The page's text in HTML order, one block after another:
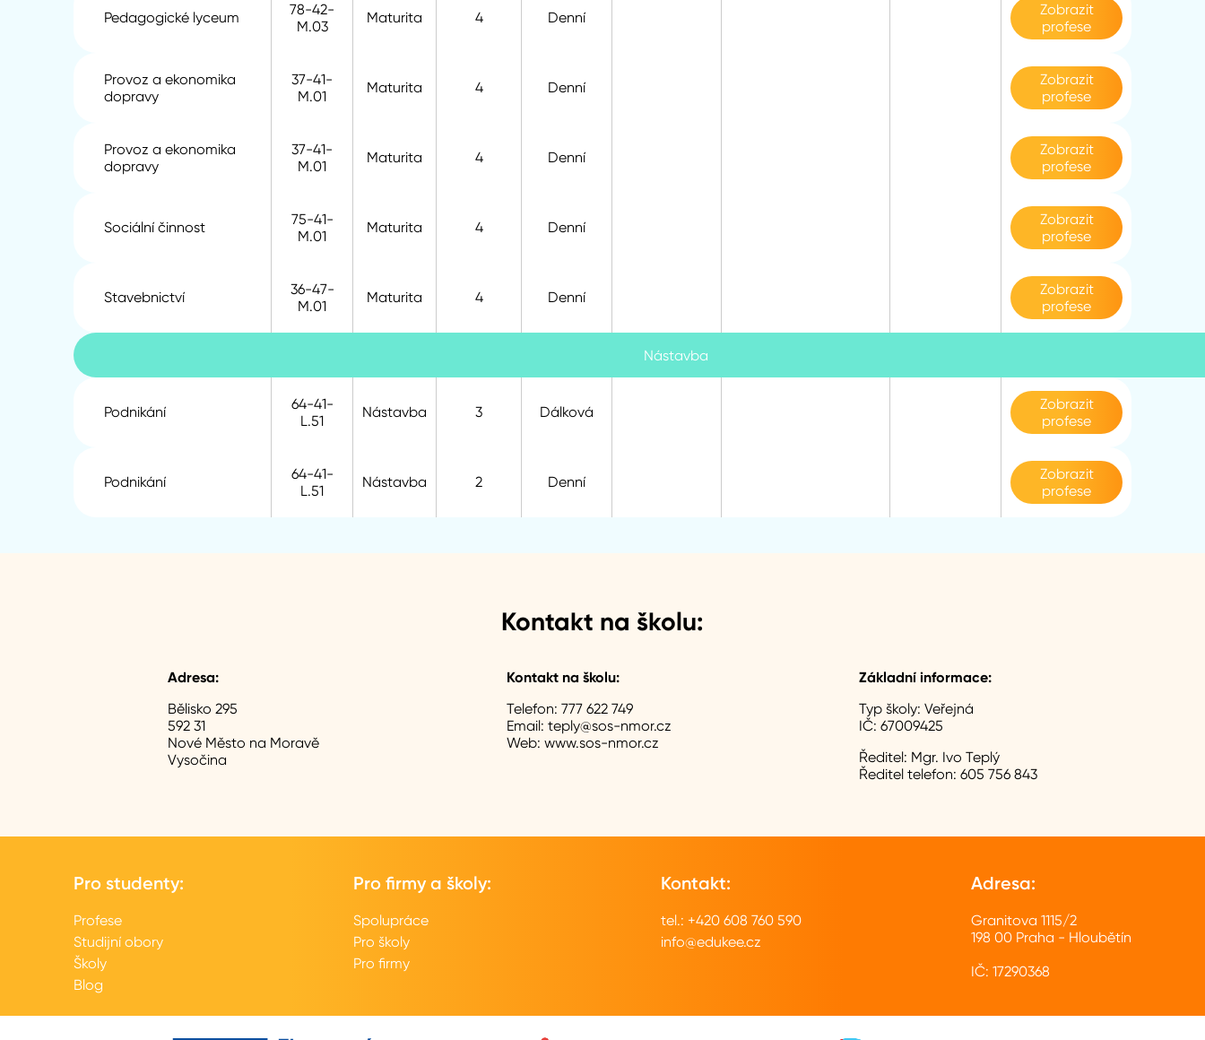
Pedagogické lyceum
78-42-
M.03
Maturita 4 Denní
Zobrazit
profese
Provoz a ekonomika
dopravy
37-41-
M.01
Maturita 4 Denní
Zobrazit
profese
Provoz a ekonomika
dopravy
37-41-
M.01
Maturita 4 Denní
Zobrazit
profese
Sociální činnost
75-41-
M.01
Maturita 4 Denní
Zobrazit
profese
Stavebnictví
36-47-
M.01
Maturita 4 Denní
Zobrazit
profese
Nástavba
Podnikání
64-41-
L.51
Nástavba 3 Dálková
Zobrazit
profese
Podnikání
64-41-
L.51
Nástavba 2 Denní
Zobrazit
profese
Kontakt na školu:
Adresa:
Bělisko 295
592 31
Nové Město na Moravě
Vysočina
Kontakt na školu:
Telefon: 777 622 749
Email: teply@sos-nmor.cz
Web: www.sos-nmor.cz
Základní informace:
Typ školy: Veřejná
IČ: 67009425
Ředitel: Mgr. Ivo Teplý
Ředitel telefon: 605 756 843
Pro studenty:
Profese
Studijní obory
Školy
Blog
Pro firmy a školy:
Spolupráce
Pro školy
Pro firmy
Kontakt:
tel.: +420 608 760 590
info@edukee.cz
Adresa:
Granitova 1115/2
198 00 Praha - Hloubětín
IČ: 17290368